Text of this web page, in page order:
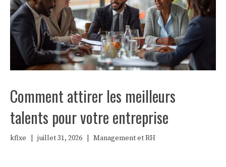
Comment attirer les meilleurs
talents pour votre entreprise
kflxe juillet 31, 2026 Management et RH